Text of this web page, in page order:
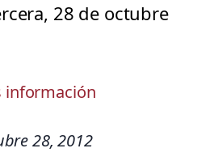
28 de octubre
información
28, 2012